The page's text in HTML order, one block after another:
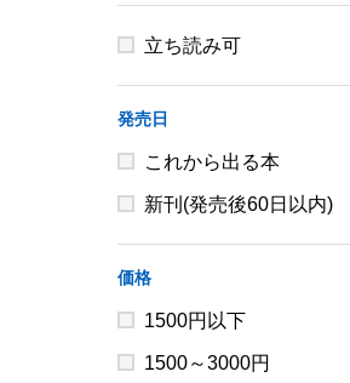
立ち読み可
発売日
これから出る本
新刊(発売後60日以内)
価格
1500円以下
1500～3000円